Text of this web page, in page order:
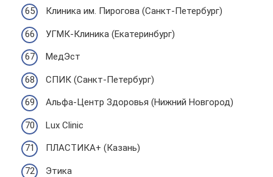
Клиника им. Пирогова (Санкт-Петербург)
УГМК-Клиника (Екатеринбург)
МедЭст
СПИК (Санкт-Петербург)
Альфа-Центр Здоровья (Нижний Новгород)
Lux Clinic
ПЛАСТИКА+ (Казань)
Этика